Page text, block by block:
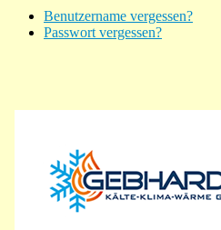
Benutzername vergessen?
Passwort vergessen?